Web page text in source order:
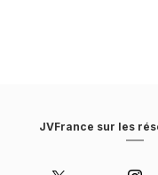
JVFrance sur les